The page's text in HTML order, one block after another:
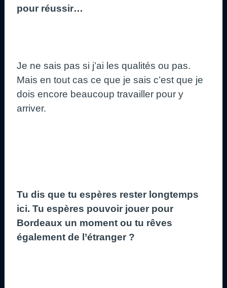
pour réussir…
Je ne sais pas si j’ai les qualités ou pas.
Mais en tout cas ce que je sais c’est que je
dois encore beaucoup travailler pour y
arriver.
Tu dis que tu espères rester longtemps
ici. Tu espères pouvoir jouer pour
Bordeaux un moment ou tu rêves
également de l’étranger ?